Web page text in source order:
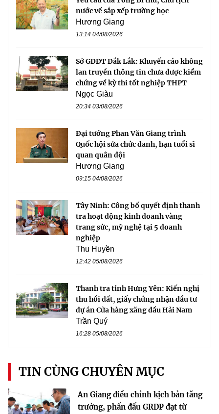
nước về sắp xếp trường học
Hương Giang
13:14 04/08/2026
Sở GDĐT Đắk Lắk: Khuyến cáo không
lan truyền thông tin chưa được kiểm
chứng về kỳ thi tốt nghiệp THPT
Ngọc Giàu
20:34 03/08/2026
Đại tướng Phan Văn Giang trình
Quốc hội sửa chức danh, hạn tuổi sĩ
quan quân đội
Hương Giang
09:15 04/08/2026
Tây Ninh: Công bố quyết định thanh
tra hoạt động kinh doanh vàng
trang sức, mỹ nghệ tại 5 doanh
nghiệp
Thu Huyền
12:42 05/08/2026
Thanh tra tỉnh Hưng Yên: Kiến nghị
thu hồi đất, giấy chứng nhận đầu tư
dự án Cửa hàng xăng dầu Hải Nam
Trần Quý
16:28 05/08/2026
TIN CÙNG CHUYÊN MỤC
An Giang điều chỉnh kịch bản tăng
trưởng, phấn đấu GRDP đạt từ